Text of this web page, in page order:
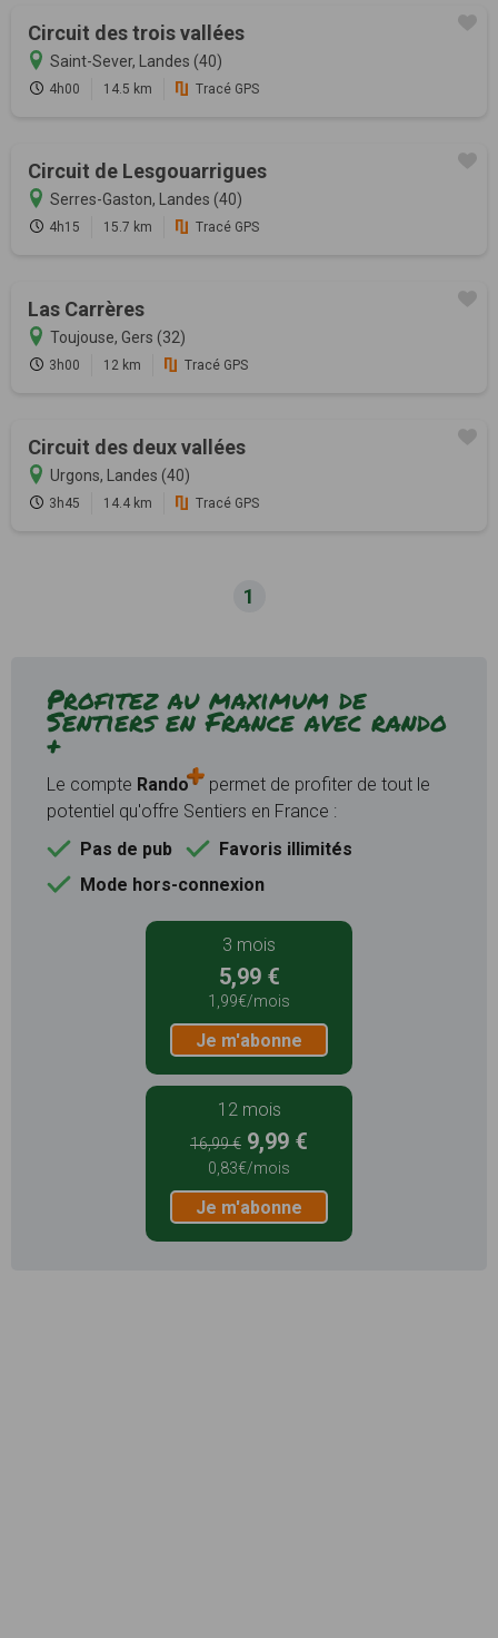
Circuit des trois vallées
Saint-Sever, Landes (40)
4h00 14.5 km Tracé GPS
Circuit de Lesgouarrigues
Serres-Gaston, Landes (40)
4h15 15.7 km Tracé GPS
Las Carrères
Toujouse, Gers (32)
3h00 12 km Tracé GPS
Circuit des deux vallées
Urgons, Landes (40)
3h45 14.4 km Tracé GPS
1
Profitez au maximum de
Sentiers en France avec rando
+
Le compte Rando
permet de profiter de tout le
potentiel qu'offre Sentiers en France :
Pas de pub
Favoris illimités
Mode hors-connexion
3 mois
5,99 €
1,99€/mois
Je m'abonne
12 mois
16,99 € 9,99 €
0,83€/mois
Je m'abonne